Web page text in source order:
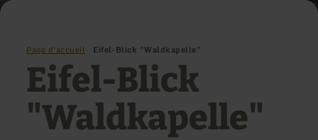
Page d'accueil Eifel-Blick "Waldkapelle"
Eifel-Blick
"Waldkapelle"